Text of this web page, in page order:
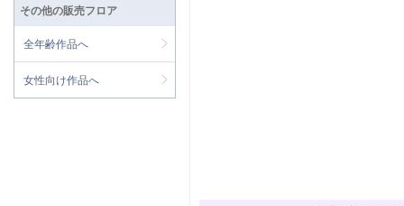
その他の販売フロア
全年齢作品へ
女性向け作品へ